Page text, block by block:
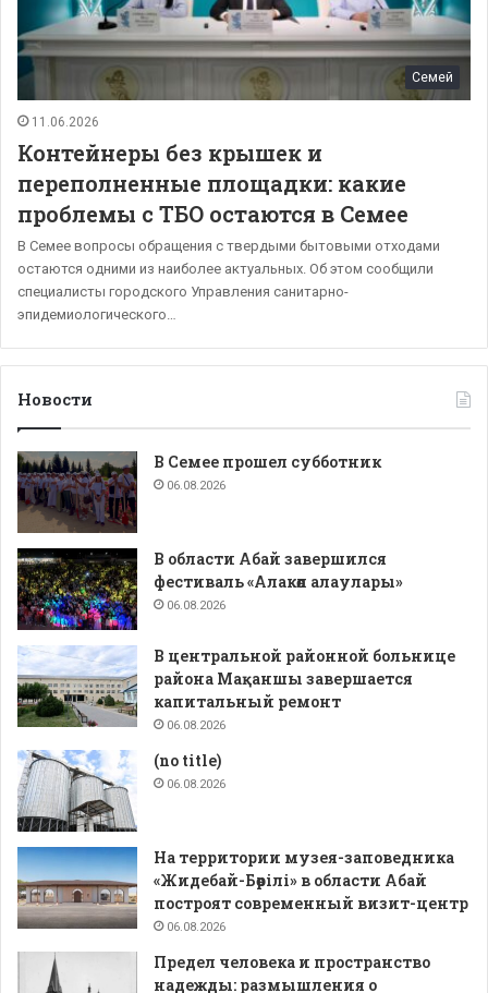
Семей
11.06.2026
Контейнеры без крышек и
переполненные площадки: какие
проблемы с ТБО остаются в Семее
В Семее вопросы обращения с твердыми бытовыми отходами
остаются одними из наиболее актуальных. Об этом сообщили
специалисты городского Управления санитарно-
эпидемиологического…
Новости
В Семее прошел субботник
06.08.2026
В области Абай завершился
фестиваль «Алакөл алаулары»
06.08.2026
В центральной районной больнице
района Мақаншы завершается
капитальный ремонт
06.08.2026
(no title)
06.08.2026
На территории музея-заповедника
«Жидебай-Бөрілі» в области Абай
построят современный визит-центр
06.08.2026
Предел человека и пространство
надежды: размышления о